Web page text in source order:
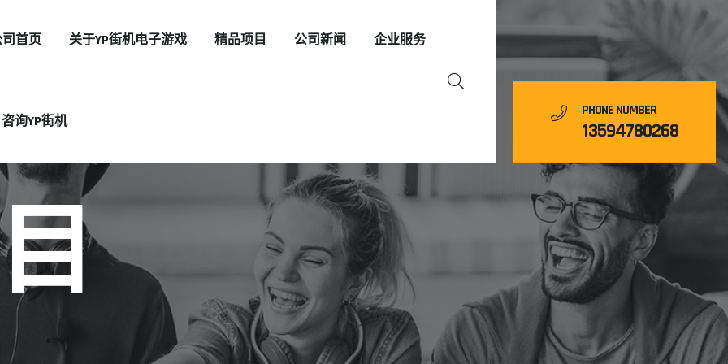
首页 关于YP街机电子游戏 精品项目 公司新闻 企业服务
咨询YP街机
PHONE NUMBER
13594780268